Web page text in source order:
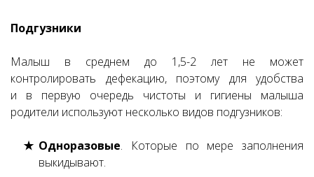
Подгузники
Малыш в среднем до 1,5-2 лет не может
контролировать дефекацию, поэтому для удобства
и в первую очередь чистоты и гигиены малыша
родители используют несколько видов подгузников:
Одноразовые. Которые по мере заполнения
выкидывают.